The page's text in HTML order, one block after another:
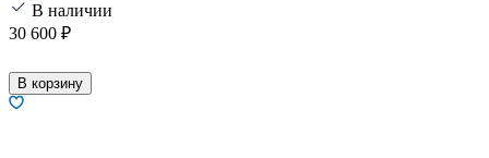
В наличии
30 600 ₽
В корзину